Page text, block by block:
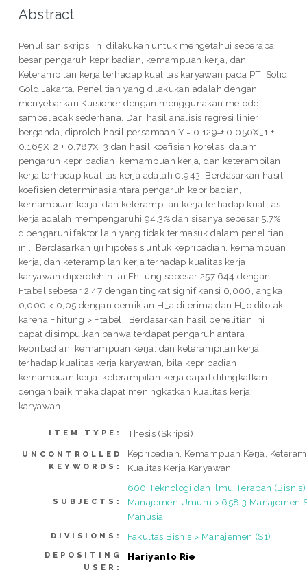
Abstract
Penulisan skripsi ini dilakukan untuk mengetahui seberapa
besar pengaruh kepribadian, kemampuan kerja, dan
Keterampilan kerja terhadap kualitas karyawan pada PT. Solid
Gold Jakarta. Penelitian yang dilakukan adalah dengan
menyebarkan Kuisioner dengan menggunakan metode
sampel acak sederhana. Dari hasil analisis regresi linier
berganda, diproleh hasil persamaan Y = 0,129 ̶+ 0,050X_1 +
0,165X_2 + 0,787X_3 dan hasil koefisien korelasi dalam
pengaruh kepribadian, kemampuan kerja, dan keterampilan
kerja terhadap kualitas kerja adalah 0,943. Berdasarkan hasil
koefisien determinasi antara pengaruh kepribadian,
kemampuan kerja, dan keterampilan kerja terhadap kualitas
kerja adalah mempengaruhi 94,3% dan sisanya sebesar 5,7%
dipengaruhi faktor lain yang tidak termasuk dalam penelitian
ini.. Berdasarkan uji hipotesis untuk kepribadian, kemampuan
kerja, dan keterampilan kerja terhadap kualitas kerja
karyawan diperoleh nilai Fhitung sebesar 257.644 dengan
Ftabel sebesar 2,47 dengan tingkat signifikansi 0,000, angka
0,000 < 0,05 dengan demikian H_a diterima dan H_o ditolak
karena Fhitung > Ftabel . Berdasarkan hasil penelitian ini
dapat disimpulkan bahwa terdapat pengaruh antara
kepribadian, kemampuan kerja, dan keterampilan kerja
terhadap kualitas kerja karyawan, bila kepribadian,
kemampuan kerja, keterampilan kerja dapat ditingkatkan
dengan baik maka dapat meningkatkan kualitas kerja
karyawan.
ITEM TYPE: Thesis (Skripsi)
UNCONTROLLED
KEYWORDS:
Kepribadian, Kemampuan Kerja,
Kualitas Kerja Karyawan
SUBJECTS:
600 Teknologi dan Ilmu Terapan
Manajemen Umum > 658.3 Manajemen
Manusia
DIVISIONS: Fakultas Bisnis > Manajemen (S1)
DEPOSITING
USER:
Hariyanto Rie